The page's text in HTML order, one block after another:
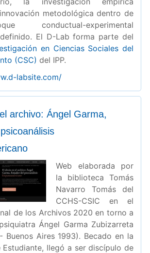
metodológica dentro de
conductual-experimental
El D-Lab forma parte del
en Ciencias Sociales del
(CSC) del IPP.
labsite.com/
archivo: Ángel Garma,
Web elaborada por
la biblioteca Tomás
Navarro Tomás del
CCHS-CSIC en el
de los Archivos 2020 en torno a
Ángel Garma Zubizarreta
Buenos Aires 1993). Becado en la
Estudiante, llegó a ser discípulo de